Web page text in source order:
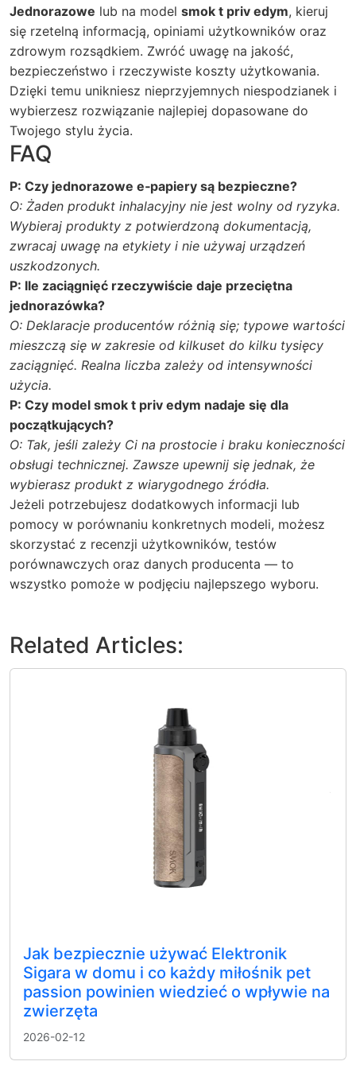
Jednorazowe lub na model smok t priv edym, kieruj
się rzetelną informacją, opiniami użytkowników oraz
zdrowym rozsądkiem. Zwróć uwagę na jakość,
bezpieczeństwo i rzeczywiste koszty użytkowania.
Dzięki temu unikniesz nieprzyjemnych niespodzianek i
wybierzesz rozwiązanie najlepiej dopasowane do
Twojego stylu życia.
FAQ
P: Czy jednorazowe e‑papiery są bezpieczne?
O: Żaden produkt inhalacyjny nie jest wolny od ryzyka.
Wybieraj produkty z potwierdzoną dokumentacją,
zwracaj uwagę na etykiety i nie używaj urządzeń
uszkodzonych.
P: Ile zaciągnięć rzeczywiście daje przeciętna
jednorazówka?
O: Deklaracje producentów różnią się; typowe wartości
mieszczą się w zakresie od kilkuset do kilku tysięcy
zaciągnięć. Realna liczba zależy od intensywności
użycia.
P: Czy model smok t priv edym nadaje się dla
początkujących?
O: Tak, jeśli zależy Ci na prostocie i braku konieczności
obsługi technicznej. Zawsze upewnij się jednak, że
wybierasz produkt z wiarygodnego źródła.
Jeżeli potrzebujesz dodatkowych informacji lub
pomocy w porównaniu konkretnych modeli, możesz
skorzystać z recenzji użytkowników, testów
porównawczych oraz danych producenta — to
wszystko pomoże w podjęciu najlepszego wyboru.
Related Articles:
Jak bezpiecznie używać Elektronik
Sigara w domu i co każdy miłośnik pet
passion powinien wiedzieć o wpływie na
zwierzęta
2026-02-12